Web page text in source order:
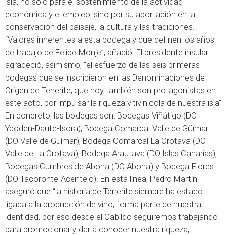
económica y el empleo, sino por su aportación en la
conservación del paisaje, la cultura y las tradiciones.
“Valores inherentes a esta bodega y que definen los años
de trabajo de Felipe Monje”, añadió. El presidente insular
agradeció, asimismo, “el esfuerzo de las seis primeras
bodegas que se inscribieron en las Denominaciones de
Origen de Tenerife, que hoy también son protagonistas en
este acto, por impulsar la riqueza vitivinícola de nuestra isla”
En concreto, las bodegas son: Bodegas Viñátigo (DO
Ycoden-Daute-Isora), Bodega Comarcal Valle de Güímar
(DO Valle de Güímar), Bodega Comarcal La Orotava (DO
Valle de La Orotava), Bodega Arautava (DO Islas Canarias),
Bodegas Cumbres de Abona (DO Abona) y Bodega Flores
(DO Tacoronte-Acentejo). En esta línea, Pedro Martín
aseguró que “la historia de Tenerife siempre ha estado
ligada a la producción de vino, forma parte de nuestra
identidad, por eso desde el Cabildo seguiremos trabajando
para promocionar y dar a conocer nuestra riqueza,